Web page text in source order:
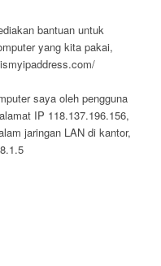
bantuan untuk
yang kita pakai,
saya oleh pengguna
IP 118.137.196.156,
jaringan LAN di kantor,